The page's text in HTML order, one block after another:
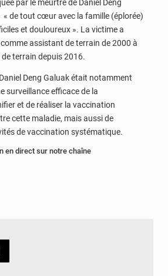
par le meurtre de Daniel Deng
« de tout cœur avec la famille (éplorée)
et douloureux ». La victime a
assistant de terrain de 2000 à
terrain depuis 2016.
Deng Galuak était notamment
surveillance efficace de la
et de réaliser la vaccination
cette maladie, mais aussi de
de vaccination systématique.
en direct sur notre chaîne